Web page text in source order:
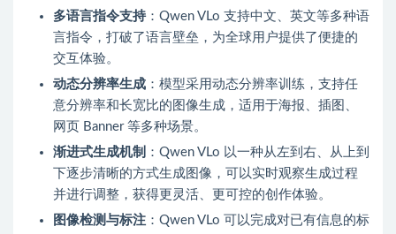
多语言指令支持：Qwen VLo 支持中文、英文等多种语
言指令，打破了语言壁垒，为全球用户提供了便捷的
交互体验。
动态分辨率生成 ：模型采用动态分辨率训练，支持任
意分辨率和长宽比的图像生成，适用于海报、插图、
网页 Banner 等多种场景。
渐进式生成机制 ：Qwen VLo 以一种从左到右、从上到
下逐步清晰的方式生成图像，可以实时观察生成过程
并进行调整，获得更灵活、更可控的创作体验。
图像检测与标注 ：Qwen VLo 可以完成对已有信息的标